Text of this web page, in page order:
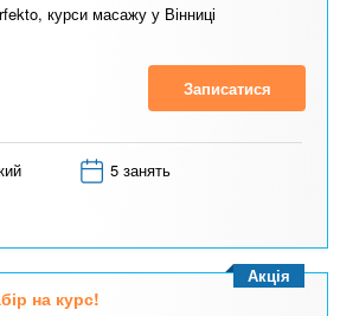
курси масажу у Вінниці
Записатися
5 занять
на курс!
Акція